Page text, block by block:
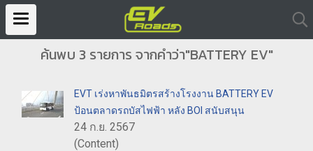
ค้นพบ 3 รายการ จากคำว่า"BATTERY EV"
EVT เร่งหาพันธมิตรสร้างโรงงาน BATTERY EV
ป้อนตลาดรถบัสไฟฟ้า หลัง BOI สนับสนุน
24 ก.ย. 2567
(Content)